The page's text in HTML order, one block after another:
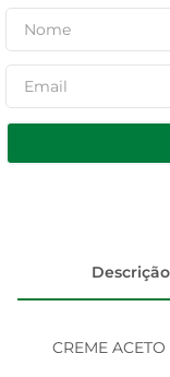
Descrição
CREME